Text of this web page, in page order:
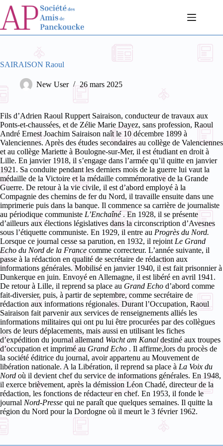
Passer
contenu
SAIRAISON Raoul
New User 26 mars 2025
Fils d’Adrien Raoul Ruppert Sairaison, conducteur de travaux aux
Ponts-et-chaussées, et de Zélie Marie Dayez, sans profession, Raoul
André Ernest Joachim Sairaison naît le 10 décembre 1899 à
Valenciennes. Après des études secondaires au collège de Valenciennes
et au collège Mariette à Boulogne-sur-Mer, il est étudiant en droit à
Lille. En janvier 1918, il s’engage dans l’armée qu’il quitte en janvier
1921. Sa conduite pendant les derniers mois de la guerre lui vaut la
médaille de la Victoire et la médaille commémorative de la Grande
Guerre. De retour à la vie civile, il est d’abord employé à la
Compagnie des chemins de fer du Nord, il travaille ensuite dans une
imprimerie puis dans la banque. Il commence sa carrière de journaliste
au périodique communiste L’Enchaîné . En 1928, il se présente
d’ailleurs aux élections législatives dans la circonscription d’Avesnes
sous l’étiquette communiste. En 1929, il entre au Progrès du Nord.
Lorsque ce journal cesse sa parution, en 1932, il rejoint Le Grand
Echo du Nord de la France comme correcteur. L’année suivante, il
passe à la rédaction en qualité de secrétaire de rédaction aux
informations générales. Mobilisé en janvier 1940, il est fait prisonnier à
Dunkerque en juin. Envoyé en Allemagne, il est libéré en avril 1941.
De retour à Lille, il reprend sa place au Grand Echo d’abord comme
fait-diversier, puis, à partir de septembre, comme secrétaire de
rédaction aux informations régionales. Durant l’Occupation, Raoul
Sairaison fait parvenir aux services de renseignements alliés les
informations militaires qui ont pu lui être procurées par des collègues
lors de leurs déplacements, mais aussi en utilisant les fiches
d’expédition du journal allemand Wacht am Kanal destiné aux troupes
d’occupation et imprimé au Grand Echo . Il affirme,lors du procès de
la société éditrice du journal, avoir appartenu au Mouvement de
libération nationale. A la Libération, il reprend sa place à La Voix du
Nord où il devient chef du service de informations générales. En 1948,
il exerce brièvement, après la démission Léon Chadé, directeur de la
rédaction, les fonctions de rédacteur en chef. En 1953, il fonde le
journal Nord-Presse qui ne paraît que quelques semaines. Il quitte la
région du Nord pour la Dordogne où il meurt le 3 février 1962.